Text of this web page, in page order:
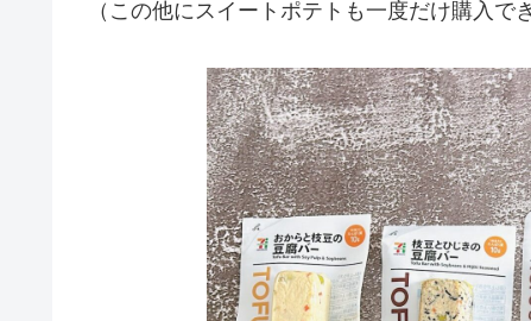
（この他にスイートポテトも一度だけ購入で